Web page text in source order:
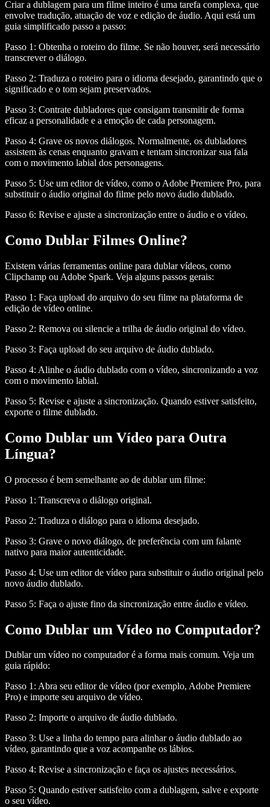
Criar a dublagem para um filme inteiro é uma tarefa complexa, que
envolve tradução, atuação de voz e edição de áudio. Aqui está um
guia simplificado passo a passo:
Passo 1: Obtenha o roteiro do filme. Se não houver, será necessário
transcrever o diálogo.
Passo 2: Traduza o roteiro para o idioma desejado, garantindo que o
significado e o tom sejam preservados.
Passo 3: Contrate dubladores que consigam transmitir de forma
eficaz a personalidade e a emoção de cada personagem.
Passo 4: Grave os novos diálogos. Normalmente, os dubladores
assistem às cenas enquanto gravam e tentam sincronizar sua fala
com o movimento labial dos personagens.
Passo 5: Use um editor de vídeo, como o Adobe Premiere Pro, para
substituir o áudio original do filme pelo novo áudio dublado.
Passo 6: Revise e ajuste a sincronização entre o áudio e o vídeo.
Como Dublar Filmes Online?
Existem várias ferramentas online para dublar vídeos, como
Clipchamp ou Adobe Spark. Veja alguns passos gerais:
Passo 1: Faça upload do arquivo do seu filme na plataforma de
edição de vídeo online.
Passo 2: Remova ou silencie a trilha de áudio original do vídeo.
Passo 3: Faça upload do seu arquivo de áudio dublado.
Passo 4: Alinhe o áudio dublado com o vídeo, sincronizando a voz
com o movimento labial.
Passo 5: Revise e ajuste a sincronização. Quando estiver satisfeito,
exporte o filme dublado.
Como Dublar um Vídeo para Outra
Língua?
O processo é bem semelhante ao de dublar um filme:
Passo 1: Transcreva o diálogo original.
Passo 2: Traduza o diálogo para o idioma desejado.
Passo 3: Grave o novo diálogo, de preferência com um falante
nativo para maior autenticidade.
Passo 4: Use um editor de vídeo para substituir o áudio original pelo
novo áudio dublado.
Passo 5: Faça o ajuste fino da sincronização entre áudio e vídeo.
Como Dublar um Vídeo no Computador?
Dublar um vídeo no computador é a forma mais comum. Veja um
guia rápido:
Passo 1: Abra seu editor de vídeo (por exemplo, Adobe Premiere
Pro) e importe seu arquivo de vídeo.
Passo 2: Importe o arquivo de áudio dublado.
Passo 3: Use a linha do tempo para alinhar o áudio dublado ao
vídeo, garantindo que a voz acompanhe os lábios.
Passo 4: Revise a sincronização e faça os ajustes necessários.
Passo 5: Quando estiver satisfeito com a dublagem, salve e exporte
o seu vídeo.